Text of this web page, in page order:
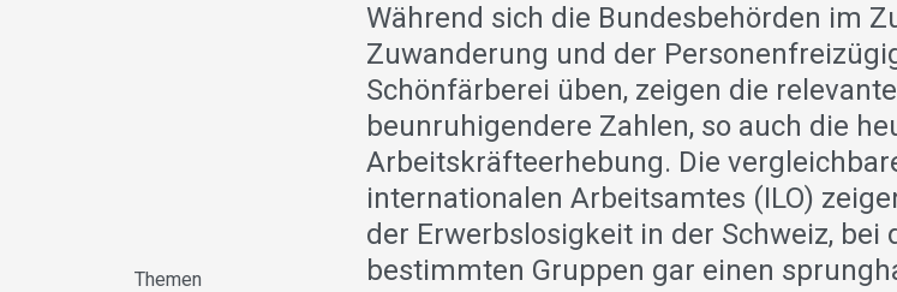
Themen
Während sich die Bundesbehörden im
Zuwanderung und der
Schönfärberei üben, zeigen die
beunruhigendere Zahlen, so auch die
Arbeitskräfteerhebung. Die
internationalen Arbeitsamtes (ILO)
der Erwerbslosigkeit in der Schweiz, bei
bestimmten Gruppen gar einen